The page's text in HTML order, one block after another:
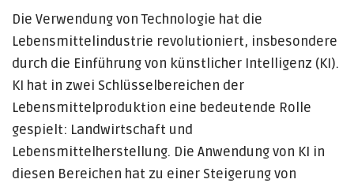
Die Verwendung von Technologie hat die
Lebensmittelindustrie revolutioniert, insbesondere
durch die Einführung von künstlicher Intelligenz (KI).
KI hat in zwei Schlüsselbereichen der
Lebensmittelproduktion eine bedeutende Rolle
gespielt: Landwirtschaft und
Lebensmittelherstellung. Die Anwendung von KI in
diesen Bereichen hat zu einer Steigerung von